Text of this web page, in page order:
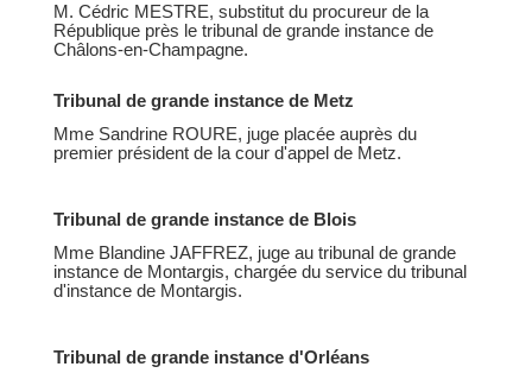
M. Cédric MESTRE, substitut du procureur de la
République près le tribunal de grande instance de
Châlons-en-Champagne.
Tribunal de grande instance de Metz
Mme Sandrine ROURE, juge placée auprès du
premier président de la cour d'appel de Metz.
Tribunal de grande instance de Blois
Mme Blandine JAFFREZ, juge au tribunal de grande
instance de Montargis, chargée du service du tribunal
d'instance de Montargis.
Tribunal de grande instance d'Orléans